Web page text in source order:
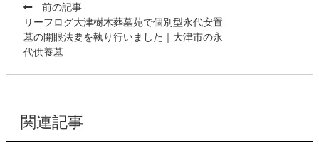
前の記事
リーフログ大津樹木葬墓苑で個別型永代安置
墓の開眼法要を執り行いました｜大津市の永
代供養墓
関連記事